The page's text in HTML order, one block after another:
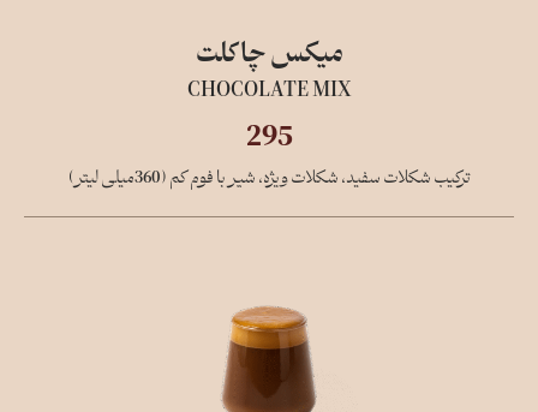
میکس چاکلت
CHOCOLATE MIX
295
ترکیب شکلات سفید، شکلات ویژه، شیر با فوم کم (360میلی لیتر)